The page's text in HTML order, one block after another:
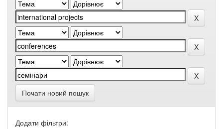
Почати новий пошук
Додати фільтри: